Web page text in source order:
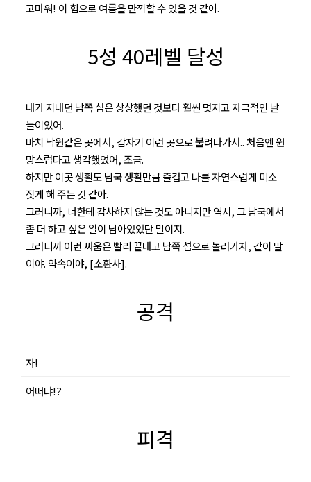
고마워! 이 힘으로 여름을 만끽할 수 있을 것 같아.
5성 40레벨 달성
내가 지내던 남쪽 섬은 상상했던 것보다 훨씬 멋지고 자극적인 날
들이었어.
마치 낙원같은 곳에서, 갑자기 이런 곳으로 불려나가서.. 처음엔 원
망스럽다고 생각했었어, 조금.
하지만 이곳 생활도 남국 생활만큼 즐겁고 나를 자연스럽게 미소
짓게 해 주는 것 같아.
그러니까, 너한테 감사하지 않는 것도 아니지만 역시, 그 남국에서
좀 더 하고 싶은 일이 남아있었단 말이지.
그러니까 이런 싸움은 빨리 끝내고 남쪽 섬으로 놀러가자, 같이 말
이야. 약속이야, [소환사].
공격
자!
어떠냐!?
피격